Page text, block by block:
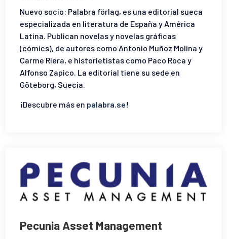
Nuevo socio: Palabra förlag, es una editorial sueca
especializada en literatura de España y América
Latina. Publican novelas y novelas gráficas
(cómics), de autores como Antonio Muñoz Molina y
Carme Riera, e historietistas como Paco Roca y
Alfonso Zapico. La editorial tiene su sede en
Göteborg, Suecia.
¡Descubre más en palabra.se!
Pecunia Asset Management